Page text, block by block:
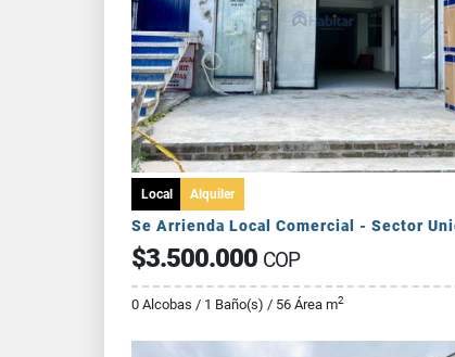
Local Alquiler
Se Arrienda Local Comercial - Sector
$3.500.000 COP
0 Alcobas / 1 Baño(s) / 56 Área m2